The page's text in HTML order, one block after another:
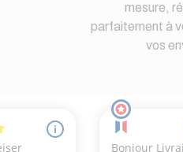
mesure,
parfaitement à
vos